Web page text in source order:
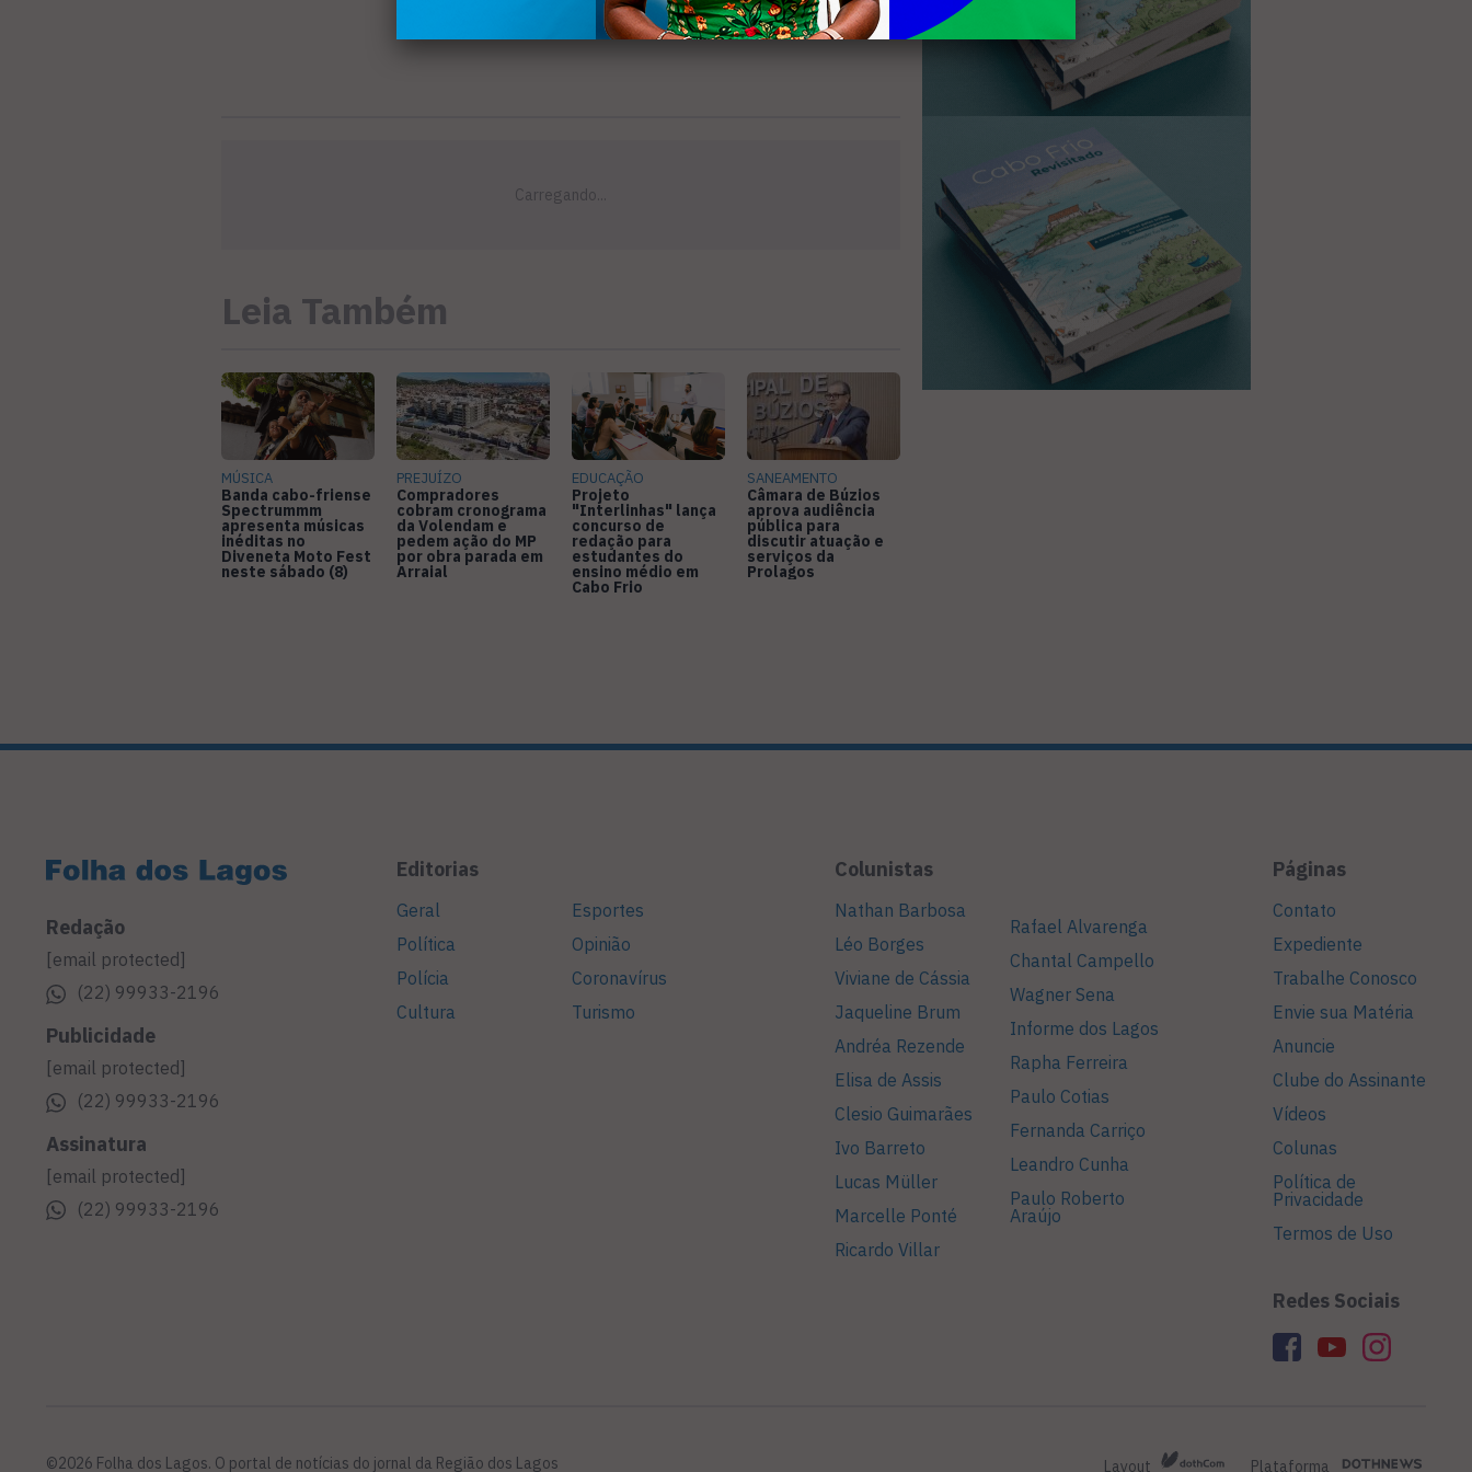
Leia Também
MÚSICA
Banda cabo-friense
Spectrummm
apresenta músicas
inéditas no
Diveneta Moto Fest
neste sábado (8)
PREJUÍZO
Compradores
cobram cronograma
da Volendam e
pedem ação do MP
por obra parada em
Arraial
EDUCAÇÃO
Projeto
"Interlinhas" lança
concurso de
redação para
estudantes do
ensino médio em
Cabo Frio
SANEAMENTO
Câmara de Búzios
aprova audiência
pública para
discutir atuação e
serviços da
Prolagos
Redação
[email protected]
(22) 99933-2196
Publicidade
[email protected]
(22) 99933-2196
Assinatura
[email protected]
(22) 99933-2196
Editorias
Geral
Política
Polícia
Cultura
Esportes
Opinião
Coronavírus
Turismo
Colunistas
Nathan Barbosa
Léo Borges
Viviane de Cássia
Jaqueline Brum
Andréa Rezende
Elisa de Assis
Clesio Guimarães
Ivo Barreto
Lucas Müller
Marcelle Ponté
Ricardo Villar
Rafael Alvarenga
Chantal Campello
Wagner Sena
Informe dos Lagos
Rapha Ferreira
Paulo Cotias
Fernanda Carriço
Leandro Cunha
Paulo Roberto
Araújo
Páginas
Contato
Expediente
Trabalhe Conosco
Envie sua Matéria
Anuncie
Clube do Assinante
Vídeos
Colunas
Política de
Privacidade
Termos de Uso
Redes Sociais
©2026 Folha dos Lagos. O portal de notícias do jornal da Região dos Lagos Layout Plataforma